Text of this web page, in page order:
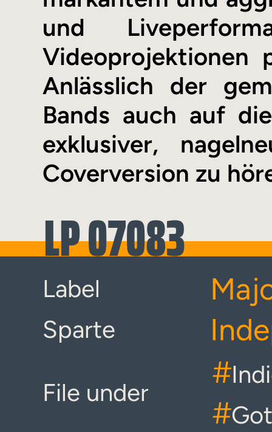
und
Videoprojektionen
Anlässlich der
Bands auch auf
exklusiver,
Coverversion zu
LP 07083
Label
Sparte
File under
#
#